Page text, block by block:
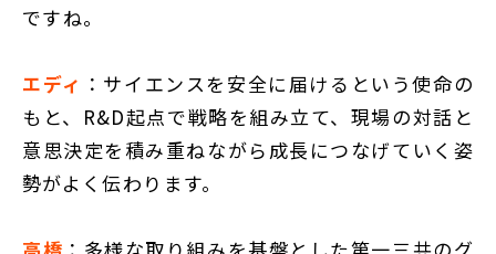
ですね。
エディ ：サイエンスを安全に届けるという使命の
もと、R&D起点で戦略を組み立て、現場の対話と
意思決定を積み重ねながら成長につなげていく姿
勢がよく伝わります。